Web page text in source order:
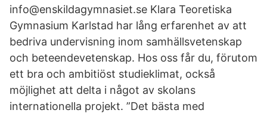
info@enskildagymnasiet.se Klara Teoretiska
Gymnasium Karlstad har lång erfarenhet av att
bedriva undervisning inom samhällsvetenskap
och beteendevetenskap. Hos oss får du, förutom
ett bra och ambitiöst studieklimat, också
möjlighet att delta i något av skolans
internationella projekt. ”Det bästa med